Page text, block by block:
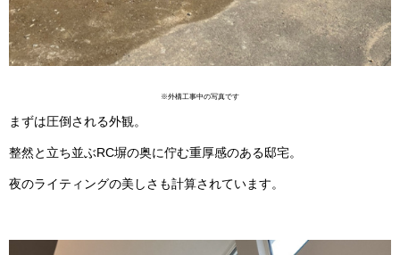
※外構工事中の写真です
まずは圧倒される外観。
整然と立ち並ぶRC塀の奥に佇む重厚感のある邸宅。
夜のライティングの美しさも計算されています。